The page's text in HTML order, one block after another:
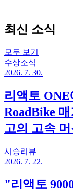
최신 소식
모두 보기
수상소식
2026. 7. 30.
리액토
RoadBike
고의 고속
시승리뷰
2026. 7. 22.
"리액토